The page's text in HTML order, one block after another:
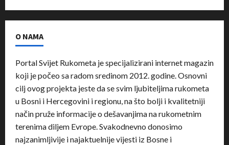
O NAMA
Portal Svijet Rukometa je specijalizirani internet magazin
koji je počeo sa radom sredinom 2012. godine. Osnovni
cilj ovog projekta jeste da se svim ljubiteljima rukometa
u Bosni i Hercegovini i regionu, na što bolji i kvalitetniji
način pruže informacije o dešavanjima na rukometnim
terenima diljem Evrope. Svakodnevno donosimo
najzanimljivije i najaktuelnije vijesti iz Bosne i